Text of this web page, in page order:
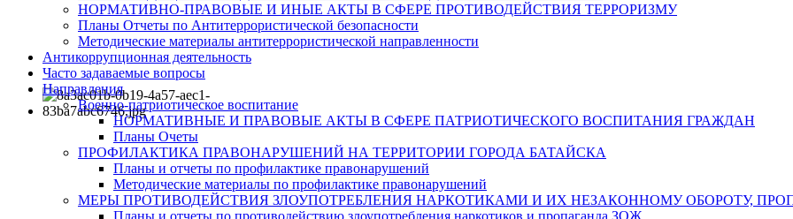
НОРМАТИВНО-ПРАВОВЫЕ И ИНЫЕ АКТЫ В СФЕРЕ ПРОТИВОДЕЙСТВИЯ ТЕРРОРИЗМУ
Планы Отчеты по Антитеррористической безопасности
Методические материалы антитеррористической направленности
Антикоррупционная деятельность
Часто задаваемые вопросы
Направления
Военно-патриотическое воспитание
НОРМАТИВНЫЕ И ПРАВОВЫЕ АКТЫ В СФЕРЕ ПАТРИОТИЧЕСКОГО ВОСПИТАНИЯ ГРАЖДАН
Планы Очеты
ПРОФИЛАКТИКА ПРАВОНАРУШЕНИЙ НА ТЕРРИТОРИИ ГОРОДА БАТАЙСКА
Планы и отчеты по профилактике правонарушений
Методические материалы по профилактике правонарушений
МЕРЫ ПРОТИВОДЕЙСТВИЯ ЗЛОУПОТРЕБЛЕНИЯ НАРКОТИКАМИ И ИХ НЕЗАКОННОМУ ОБОРОТУ,
Планы и отчеты по противодействию злоупотребления наркотиков и пропаганда ЗОЖ